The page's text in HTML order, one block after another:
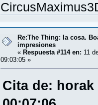
Re:The Thing: la cosa.
impresiones
« Respuesta #114 en: 11
09:03:05 »
Cita de: horak